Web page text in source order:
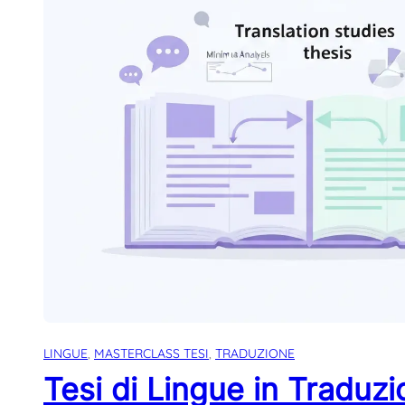
LINGUE, MASTERCLASS TESI, TRADUZIONE
Tesi di Lingue in